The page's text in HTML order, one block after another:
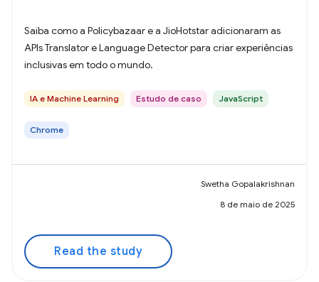
Saiba como a Policybazaar e a JioHotstar adicionaram as
APIs Translator e Language Detector para criar experiências
inclusivas em todo o mundo.
IA e Machine Learning Estudo de caso JavaScript
Chrome
Swetha Gopalakrishnan
8 de maio de 2025
Read the study